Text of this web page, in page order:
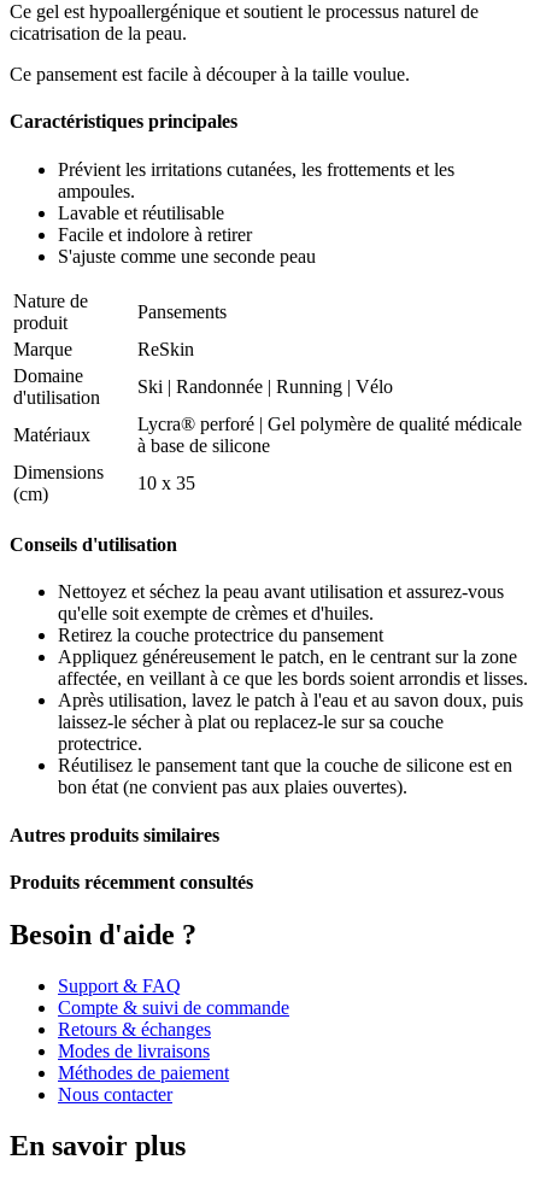
Ce gel est hypoallergénique et soutient le processus naturel de
cicatrisation de la peau.
Ce pansement est facile à découper à la taille voulue.
Caractéristiques principales
Prévient les irritations cutanées, les frottements et les
ampoules.
Lavable et réutilisable
Facile et indolore à retirer
S'ajuste comme une seconde peau
Nature de
produit
Pansements
Marque
ReSkin
Domaine
d'utilisation
Ski | Randonnée | Running | Vélo
Matériaux
Lycra® perforé | Gel polymère de qualité médicale
à base de silicone
Dimensions
(cm)
10 x 35
Conseils d'utilisation
Nettoyez et séchez la peau avant utilisation et assurez-vous
qu'elle soit exempte de crèmes et d'huiles.
Retirez la couche protectrice du pansement
Appliquez généreusement le patch, en le centrant sur la zone
affectée, en veillant à ce que les bords soient arrondis et lisses.
Après utilisation, lavez le patch à l'eau et au savon doux, puis
laissez-le sécher à plat ou replacez-le sur sa couche
protectrice.
Réutilisez le pansement tant que la couche de silicone est en
bon état (ne convient pas aux plaies ouvertes).
Autres produits similaires
Produits récemment consultés
Besoin d'aide ?
Support & FAQ
Compte & suivi de commande
Retours & échanges
Modes de livraisons
Méthodes de paiement
Nous contacter
En savoir plus